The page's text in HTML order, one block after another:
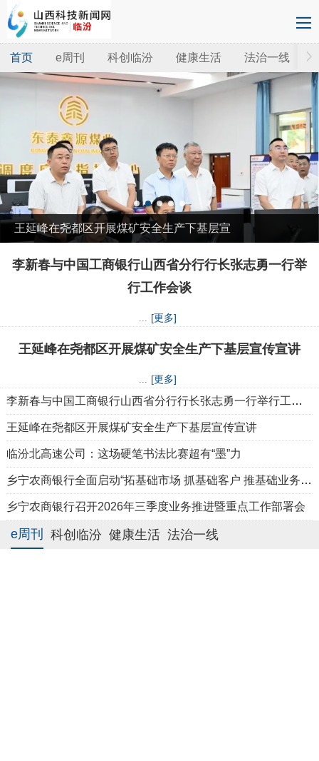
首页 e周刊 科创临汾 健康生活 法治一线
临汾北高速公司：这场硬笔书法比赛超
有“墨”力
李新春与中国工商银行山西省分行行长张志勇一行举
行工作会谈
... [更多]
王延峰在尧都区开展煤矿安全生产下基层宣传宣讲
... [更多]
李新春与中国工商银行山西省分行行长张志勇一行举行工作会谈
王延峰在尧都区开展煤矿安全生产下基层宣传宣讲
临汾北高速公司：这场硬笔书法比赛超有“墨”力
乡宁农商银行全面启动“拓基础市场 抓基础客户 推基础业务”专项营销活动
乡宁农商银行召开2026年三季度业务推进暨重点工作部署会
e周刊 科创临汾 健康生活 法治一线